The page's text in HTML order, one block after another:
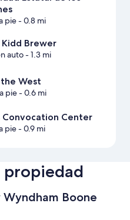
pie- 0.8 mi
Kidd Brewer
auto- 1.3 mi
West
pie- 0.6 mi
Convocation Center
pie- 0.9 mi
propiedad
Wyndham Boone